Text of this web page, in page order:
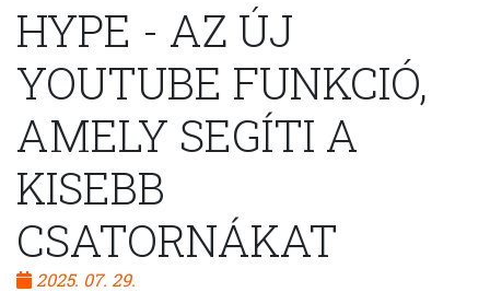
HYPE - AZ ÚJ
YOUTUBE FUNKCIÓ,
AMELY SEGÍTI A
KISEBB
CSATORNÁKAT
2025. 07. 29.